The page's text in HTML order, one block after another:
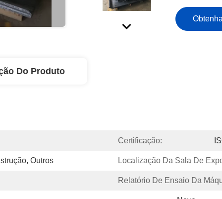
Do Produto
Certificação:
Outros Localização Da Sala De
Relatório De Ensaio Da